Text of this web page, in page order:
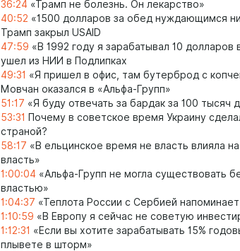
36:24 «Трамп не болезнь. Он лекарство»
40:52 «1500 долларов за обед нуждающимся
Трамп закрыл USAID
47:59 «В 1992 году я зарабатывал 10
ушел из НИИ в Подлипках
49:31 «Я пришел в офис, там бутерброд с
Мовчан оказался в «Альфа-Групп»
51:17 «Я буду отвечать за бардак за 100 тысяч
53:31 Почему в советское время Украину
страной?
58:17 «В ельцинское время не власть влияла
власть»
1:00:04 «Альфа-Групп не могла существовать
властью»
1:04:37 «Теплота России с Сербией
1:10:59 «В Европу я сейчас не советую
1:12:31 «Если вы хотите зарабатывать 15%
плывете в шторм»